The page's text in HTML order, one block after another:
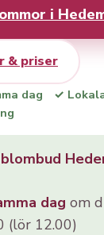
i
& priser
dag
✓
dag om
(lör 12.00)